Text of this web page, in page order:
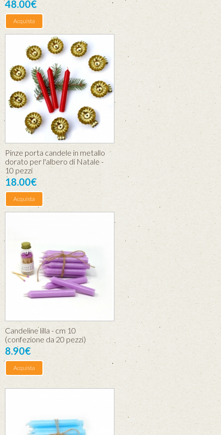
48.00€
Acquista
Pinze porta candele in metallo
dorato per l'albero di Natale -
10 pezzi
18.00€
Acquista
Candeline lilla - cm 10
(confezione da 20 pezzi)
8.90€
Acquista